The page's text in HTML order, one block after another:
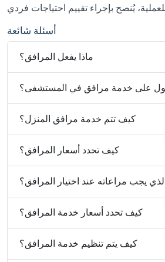
أسئلة شائعة
ماذا يفعل المرافق؟
على خدمة مرافق في المستشفى؟
كيف تتم خدمة مرافق المنزل؟
كيف تحدد أسعار المرافق؟
يجب مراعاته عند اختيار المرافق؟
كيف تحدد أسعار خدمة المرافق؟
كيف يتم تنظيم خدمة المرافق؟